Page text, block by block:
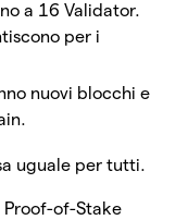
a 16 Validator.
per i
nuovi blocchi e
uguale per tutti.
Proof-of-Stake